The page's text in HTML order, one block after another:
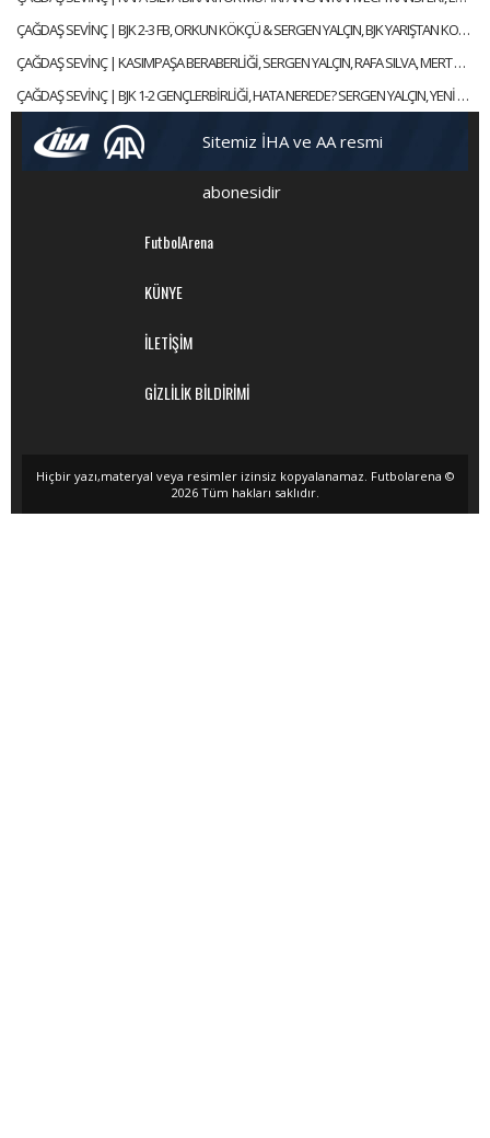
ÇAĞDAŞ SEVİNÇ | BJK 2-3 FB, ORKUN KÖKÇÜ & SERGEN YALÇIN, BJK YARIŞTAN KOPTU MU? | GÜNDEM BEŞİKTAŞ
ÇAĞDAŞ SEVİNÇ | KASIMPAŞA BERABERLİĞİ, SERGEN YALÇIN, RAFA SILVA, MERT GÜNOK | GÜNDEM BEŞİKTAŞ
ÇAĞDAŞ SEVİNÇ | BJK 1-2 GENÇLERBİRLİĞİ, HATA NEREDE? SERGEN YALÇIN, YENİ KAPTANLAR | GÜNDEM BEŞİKTAŞ
Sitemiz İHA ve AA resmi
abonesidir
FutbolArena
KÜNYE
İLETİŞİM
GİZLİLİK BİLDİRİMİ
Hiçbir yazı,materyal veya resimler izinsiz kopyalanamaz. Futbolarena ©
2026 Tüm hakları saklıdır.